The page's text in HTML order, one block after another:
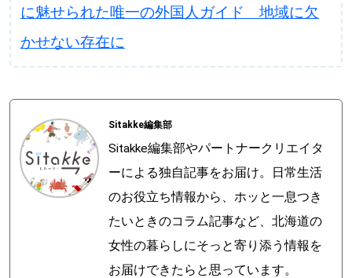
に魅せられた唯一の外国人ガイド 地域に欠
かせない存在に
Sitakke編集部
Sitakke編集部やパートナークリエイタ
ーによる独自記事をお届け。日常生活
のお役立ち情報から、ホッと一息つき
たいときのコラム記事など、北海道の
女性の暮らしにそっと寄り添う情報を
お届けできたらと思っています。